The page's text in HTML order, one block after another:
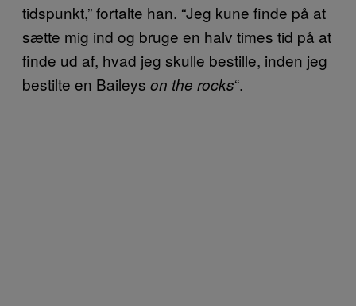
tidspunkt,” fortalte han. “Jeg kune finde på at
sætte mig ind og bruge en halv times tid på at
finde ud af, hvad jeg skulle bestille, inden jeg
bestilte en Baileys on the rocks“.